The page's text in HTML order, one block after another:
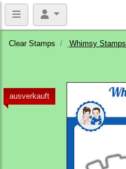
Clear Stamps Whimsy Stamps
ausverkauft